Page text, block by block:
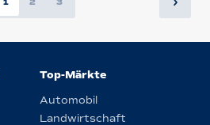
1 2 3
Top-Märkte
Automobil
Landwirtschaft